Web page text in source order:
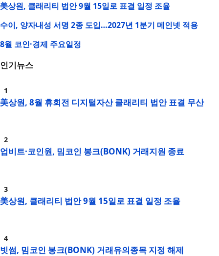
美상원, 클래리티 법안 9월 15일로 표결 일정 조율
수이, 양자내성 서명 2종 도입…2027년 1분기 메인넷 적용
8월 코인·경제 주요일정
인기뉴스
美상원, 8월 휴회전 디지털자산 클래리티 법안 표결 무산
업비트·코인원, 밈코인 봉크(BONK) 거래지원 종료
美상원, 클래리티 법안 9월 15일로 표결 일정 조율
빗썸, 밈코인 봉크(BONK) 거래유의종목 지정 해제